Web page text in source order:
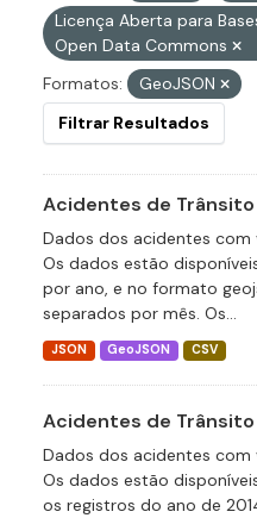
Licença Aberta para
Open Data Commons
Formatos:
GeoJSON
Filtrar Resultados
Acidentes de Trânsito
Dados dos acidentes
Os dados estão
por ano, e no formato
separados por mês. Os...
JSON GeoJSON CSV
Acidentes de
Dados dos acidentes
Os dados estão
os registros do ano de